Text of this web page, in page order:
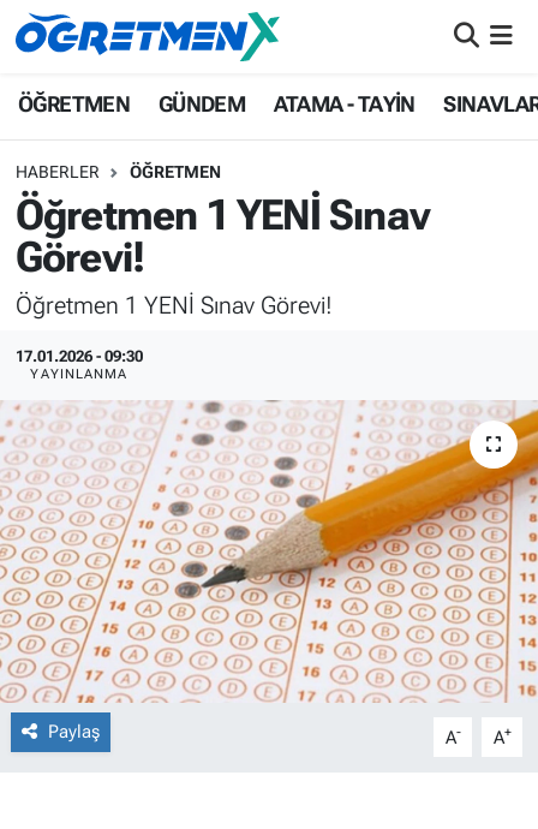
ÖĞRETMEN GÜNDEM ATAMA - TAYİN
HABERLER ÖĞRETMEN
Öğretmen 1 YENİ Sınav
Görevi!
Öğretmen 1 YENİ Sınav Görevi!
17.01.2026 - 09:30
YAYINLANMA
Paylaş A- A+
ÖĞRETMEN
ATAMA - TAYİN
SINAVLAR
UZMAN ÖĞRETMENLİK
EKONOMİ
İstanbul Nöbetçi Eczaneler
İstanbul Namaz Vakitleri
İstanbul Trafik Yoğunluk Haritası
Tüm Manşetler
Son Dakika Haberleri
Haber Arşivi